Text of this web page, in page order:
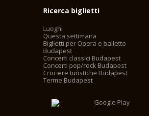
Ricerca biglietti
Luoghi
Questa settimana
Biglietti per Opera e balletto
Budapest
Concerti classici Budapest
Concerti pop/rock Budapest
Crociere turistiche Budapest
Terme Budapest